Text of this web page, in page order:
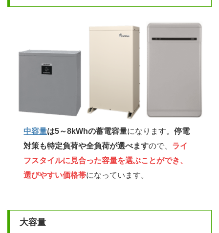
中容量は5～8kWhの蓄電容量になります。停電
対策も特定負荷や全負荷が選べますので、 ライ
フスタイルに見合った容量を選ぶことができ、
選びやすい価格帯になっています。
大容量